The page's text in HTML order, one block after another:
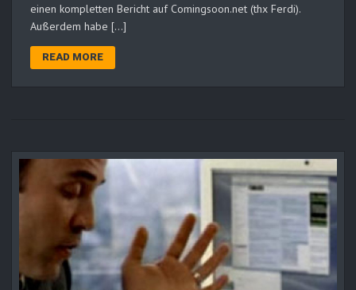
einen kompletten Bericht auf Comingsoon.net (thx Ferdi).
Außerdem habe […]
READ MORE